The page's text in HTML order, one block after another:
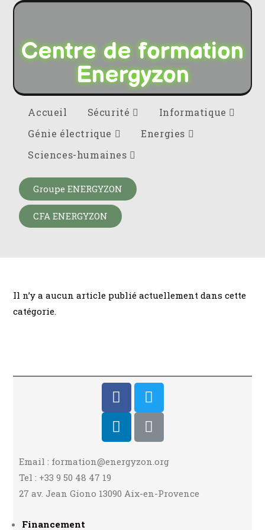
Centre de formation
Energyzon
Accueil Sécurité
Informatique
Génie électrique
Energies
Sciences-humaines
Groupe ENERGYZON
CFA ENERGYZON
Il n’y a aucun article publié actuellement dans cette
catégorie.
Email : formation@energyzon.org
Tel : +33 9 50 48 47 19
27 av. Jean Giono 13090 Aix-en-Provence
Financement